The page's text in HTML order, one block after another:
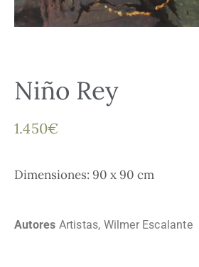
Niño Rey
1.450€
Dimensiones: 90 x 90 cm
Autores Artistas, Wilmer Escalante